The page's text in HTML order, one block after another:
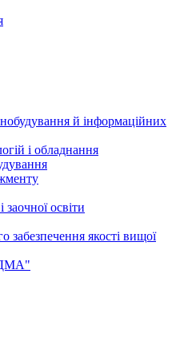
й інформаційних
і обладнання
освіти
забезпечення якості вищої